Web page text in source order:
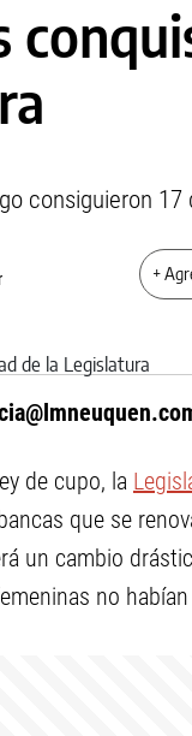
consiguieron 17
+
de cupo, la
que se
un cambio
no